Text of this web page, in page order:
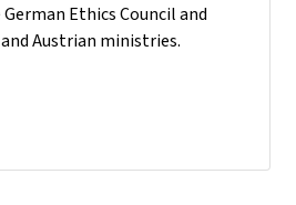
Ethics Council and
Austrian ministries.